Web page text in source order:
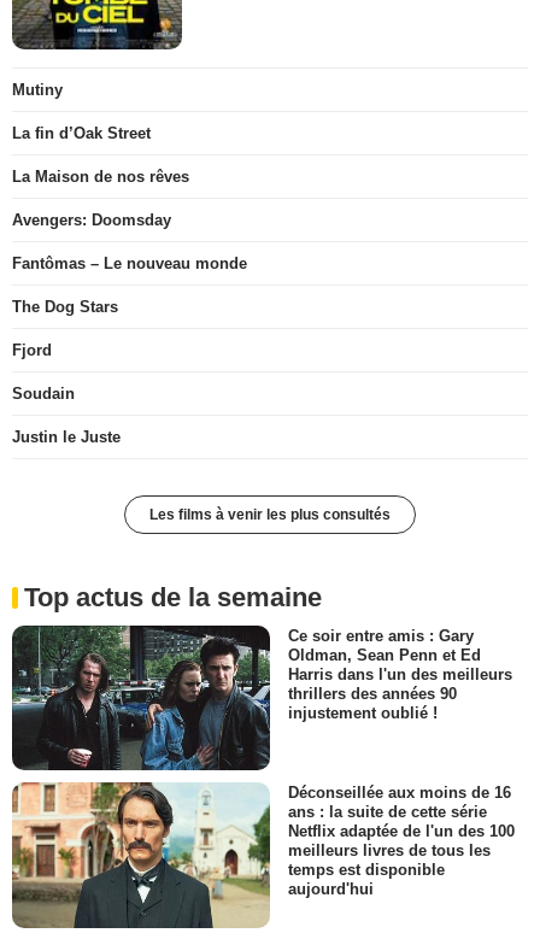
Mutiny
La fin d’Oak Street
La Maison de nos rêves
Avengers: Doomsday
Fantômas – Le nouveau monde
The Dog Stars
Fjord
Soudain
Justin le Juste
Les films à venir les plus consultés
Top actus de la semaine
Ce soir entre amis : Gary
Oldman, Sean Penn et Ed
Harris dans l'un des meilleurs
thrillers des années 90
injustement oublié !
Déconseillée aux moins de 16
ans : la suite de cette série
Netflix adaptée de l'un des 100
meilleurs livres de tous les
temps est disponible
aujourd'hui